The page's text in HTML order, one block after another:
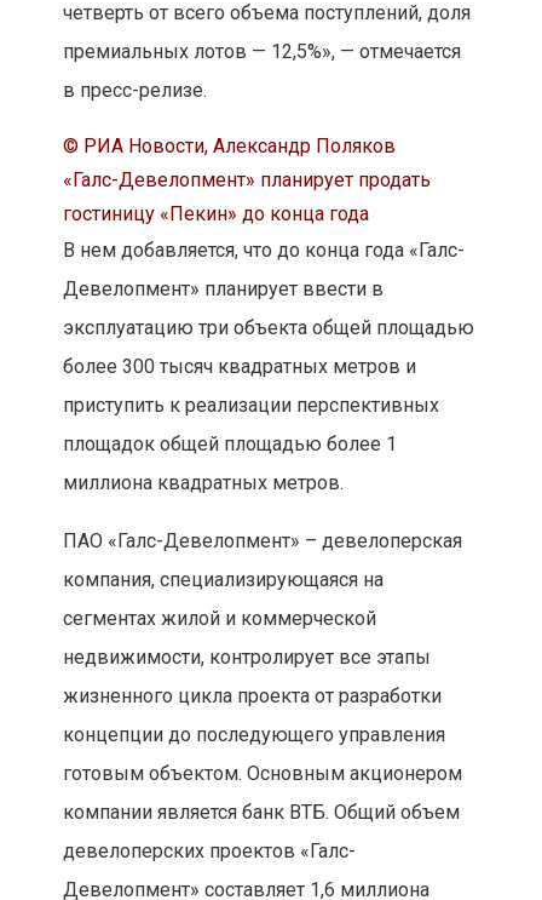
четверть от всего объема поступлений, доля
премиальных лотов — 12,5%», — отмечается
в пресс-релизе.
© РИА Новости, Александр Поляков
«Галс-Девелопмент» планирует продать
гостиницу «Пекин» до конца года
В нем добавляется, что до конца года «Галс-
Девелопмент» планирует ввести в
эксплуатацию три объекта общей площадью
более 300 тысяч квадратных метров и
приступить к реализации перспективных
площадок общей площадью более 1
миллиона квадратных метров.
ПАО «Галс-Девелопмент» – девелоперская
компания, специализирующаяся на
сегментах жилой и коммерческой
недвижимости, контролирует все этапы
жизненного цикла проекта от разработки
концепции до последующего управления
готовым объектом. Основным акционером
компании является банк ВТБ. Общий объем
девелоперских проектов «Галс-
Девелопмент» составляет 1,6 миллиона